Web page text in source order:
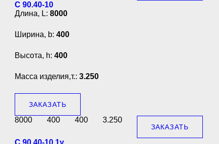
С 90.40-10
Длина, L: 8000
Ширина, b: 400
Высота, h: 400
Масса изделия,т.: 3.250
ЗАКАЗАТЬ
8000 400 400 3.250
ЗАКАЗАТЬ
С 90.40-10.1у